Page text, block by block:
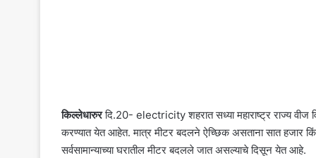
किल्लेधारुरदि.20- electricity शहरात सध्या महाराष्ट्र राज्य वीज
करण्यात येत आहेत. मात्र मीटर बदलने ऐच्छिक असताना सात हजार
सर्वसामान्याच्या घरातील मीटर बदलले जात असल्याचे दिसून येत आहे.